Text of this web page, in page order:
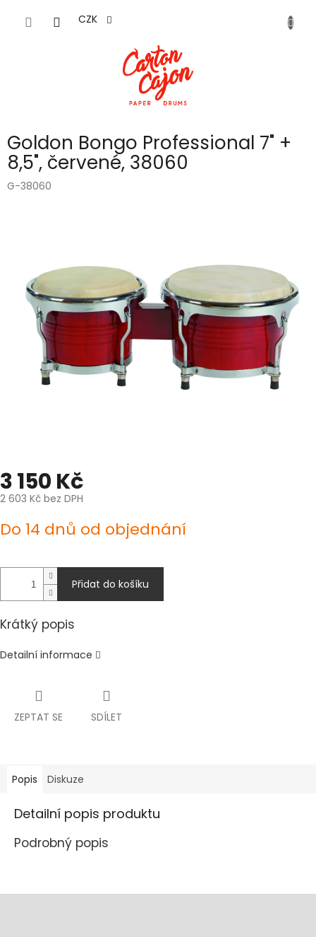
CZK
Goldon Bongo Professional 7" +
8,5", červené, 38060
G-38060
3 150 Kč
2 603 Kč bez DPH
cena:
Do 14 dnů od objednání
Přidat do košíku
Krátký popis
Detailní informace
ZEPTAT SE SDÍLET
Popis Diskuze
Detailní popis produktu
Podrobný popis